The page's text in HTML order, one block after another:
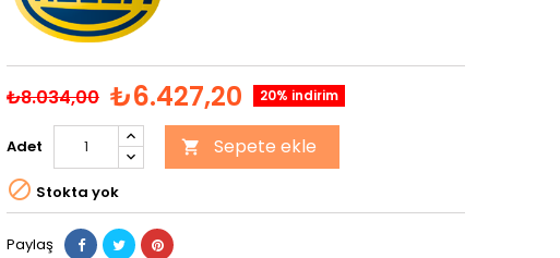
₺8.034,00 ₺6.427,20 20% indirim
Adet  Sepete ekle
 Stokta yok
Paylaş